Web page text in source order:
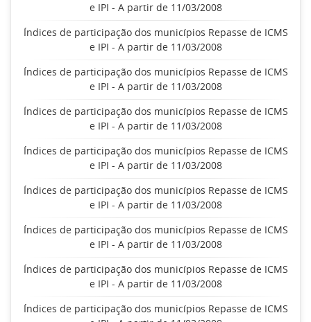
e IPI - A partir de 11/03/2008
Índices de participação dos municípios Repasse de ICMS
e IPI - A partir de 11/03/2008
Índices de participação dos municípios Repasse de ICMS
e IPI - A partir de 11/03/2008
Índices de participação dos municípios Repasse de ICMS
e IPI - A partir de 11/03/2008
Índices de participação dos municípios Repasse de ICMS
e IPI - A partir de 11/03/2008
Índices de participação dos municípios Repasse de ICMS
e IPI - A partir de 11/03/2008
Índices de participação dos municípios Repasse de ICMS
e IPI - A partir de 11/03/2008
Índices de participação dos municípios Repasse de ICMS
e IPI - A partir de 11/03/2008
Índices de participação dos municípios Repasse de ICMS